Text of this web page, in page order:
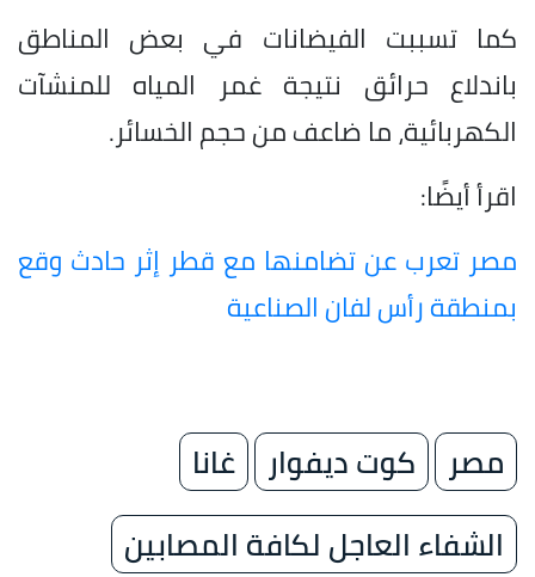
كما تسببت الفيضانات في بعض المناطق
باندلاع حرائق نتيجة غمر المياه للمنشآت
الكهربائية، ما ضاعف من حجم الخسائر.
اقرأ أيضًا:
مصر تعرب عن تضامنها مع قطر إثر حادث وقع
بمنطقة رأس لفان الصناعية
مصر كوت ديفوار غانا
الشفاء العاجل لكافة المصابين